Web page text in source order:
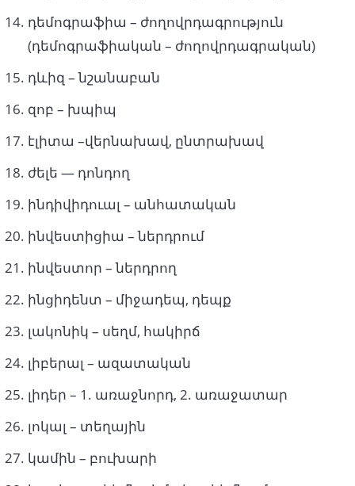
դեմոգրաֆիա – ժողովրդագրություն
(դեմոգրաֆիական – ժողովրդագրական)
դևիզ – նշանաբան
զոբ – խպիպ
էլիտա –վերնախավ, ընտրախավ
ժելե — դոնդող
ինդիվիդուալ – անհատական
ինվեստիցիա – ներդրում
ինվեստոր – ներդրող
ինցիդենտ – միջադեպ, դեպք
լակոնիկ – սեղմ, հակիրճ
լիբերալ – ազատական
լիդեր – 1. առաջնորդ, 2. առաջատար
լոկալ – տեղային
կամին – բուխարի